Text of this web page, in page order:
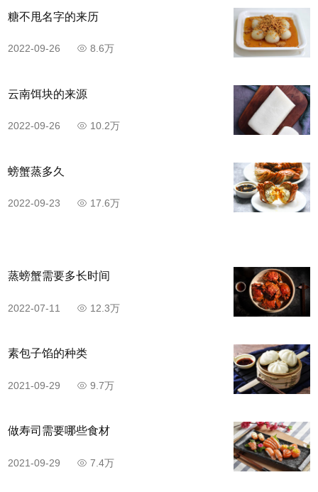
姜切末。
糖不甩名字的来历
2022-09-26 8.6万
云南饵块的来源
2022-09-26 10.2万
螃蟹蒸多久
2022-09-23 17.6万
蒸螃蟹需要多长时间
2022-07-11 12.3万
素包子馅的种类
2021-09-29 9.7万
做寿司需要哪些食材
2021-09-29 7.4万